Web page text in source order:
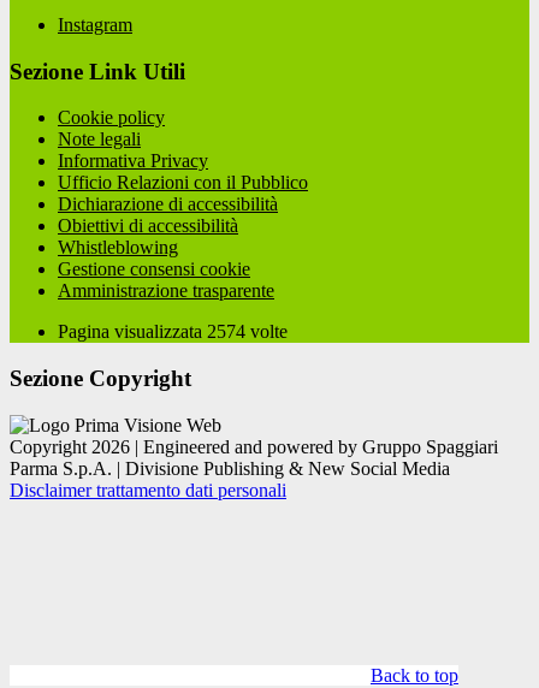
Instagram
Sezione Link Utili
Cookie policy
Note legali
Informativa Privacy
Ufficio Relazioni con il Pubblico
Dichiarazione di accessibilità
Obiettivi di accessibilità
Whistleblowing
Gestione consensi cookie
Amministrazione trasparente
Pagina visualizzata 2574 volte
Sezione Copyright
Copyright 2026 | Engineered and powered by Gruppo Spaggiari
Parma S.p.A. | Divisione Publishing & New Social Media
Disclaimer trattamento dati personali
Back to top